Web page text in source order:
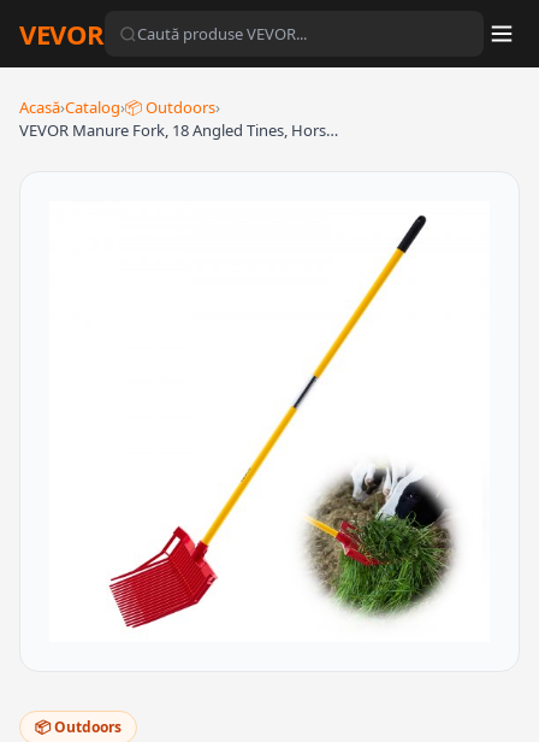
VEVOR
Acasă›Catalog›📦 Outdoors›
VEVOR Manure Fork, 18 Angled Tines, Hors…
📦 Outdoors